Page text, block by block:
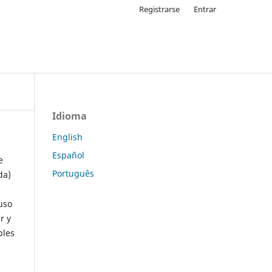
Registrarse Entrar
y
Idioma
English
Español
Português